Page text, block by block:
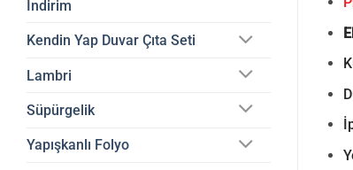
İndirim
Kendin Yap Duvar Çıta Seti
Lambri
Süpürgelik
Yapışkanlı Folyo